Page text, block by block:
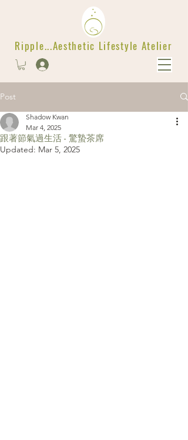
Ripple...Aesthetic Lifestyle Atelier
Post
跟著節氣過生活 - 驚蟄茶席
Shadow Kwan
Mar 4, 2025
Updated: Mar 5, 2025